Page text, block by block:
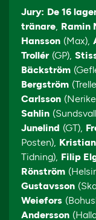
Jury: De 16
tränare, Ramin
Hansson (Max),
Trollér(GP),
Bäckström
Bergström
Carlsson
Sahlin
Junelind (GT),
Posten),
Tidning), Filip
Rönström
Gustavsson
Weiefors
Andersson